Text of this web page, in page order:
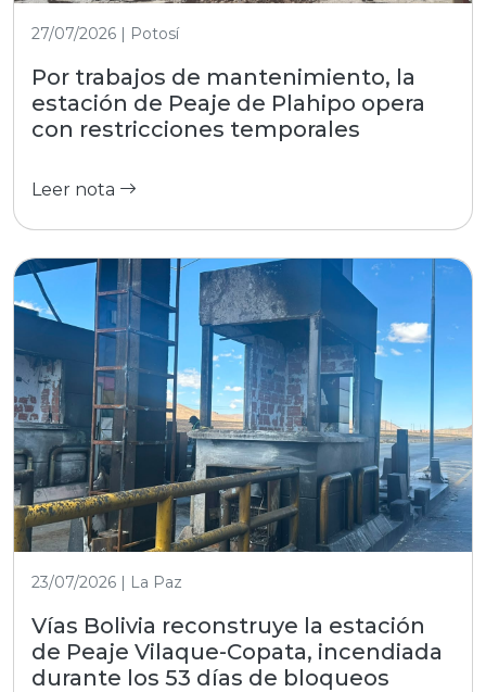
27/07/2026 | Potosí
Por trabajos de mantenimiento, la
estación de Peaje de Plahipo opera
con restricciones temporales
Leer nota
23/07/2026 | La Paz
Vías Bolivia reconstruye la estación
de Peaje Vilaque-Copata, incendiada
durante los 53 días de bloqueos